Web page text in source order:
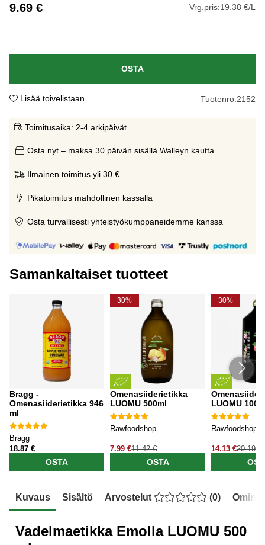
9.69 € Vrg.pris:19.38 €/L
OSTA
Lisää toivelistaan Tuotenro:2152
Toimitusaika: 2-4 arkipäivät
Osta nyt – maksa 30 päivän sisällä Walleyn kautta
Ilmainen toimitus yli 30 €
Pikatoimitus mahdollinen kassalla
Osta turvallisesti yhteistyökumppaneidemme kanssa
Samankaltaiset tuotteet
Bragg -
Omenasiiderietikka 946
ml
Bragg
18.87 €
OSTA
30%
Omenasiiderietikka
LUOMU 500ml
Rawfoodshop
7.99 €11.42 €
OSTA
30%
LUOMU
Rawfoodshop
14.13 €20.19 €
Kuvaus Sisältö Arvostelut (0)
Vadelmaetikka Emolla LUOMU 500